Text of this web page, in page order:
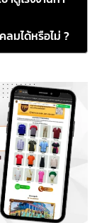
ลมได้หรือไม่ ?